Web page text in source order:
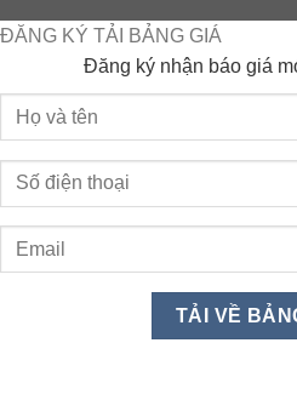
ĐĂNG KÝ TẢI BẢNG GIÁ
Đăng ký nhận báo giá